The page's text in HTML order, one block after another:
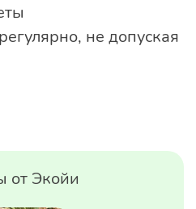
не допуская
от Экойи